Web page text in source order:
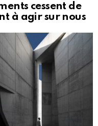
cessent de
à agir sur nous